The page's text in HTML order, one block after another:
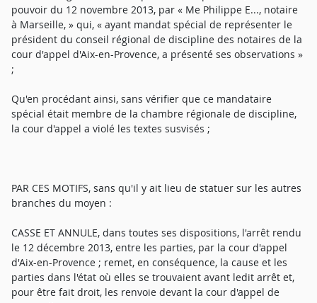
pouvoir du 12 novembre 2013, par « Me Philippe E..., notaire
à Marseille, » qui, « ayant mandat spécial de représenter le
président du conseil régional de discipline des notaires de la
cour d'appel d'Aix-en-Provence, a présenté ses observations »
;
Qu'en procédant ainsi, sans vérifier que ce mandataire
spécial était membre de la chambre régionale de discipline,
la cour d'appel a violé les textes susvisés ;
PAR CES MOTIFS, sans qu'il y ait lieu de statuer sur les autres
branches du moyen :
CASSE ET ANNULE, dans toutes ses dispositions, l'arrêt rendu
le 12 décembre 2013, entre les parties, par la cour d'appel
d'Aix-en-Provence ; remet, en conséquence, la cause et les
parties dans l'état où elles se trouvaient avant ledit arrêt et,
pour être fait droit, les renvoie devant la cour d'appel de